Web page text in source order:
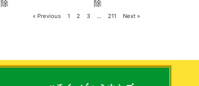
除
除
« Previous 1 2 3 … 211 Next »